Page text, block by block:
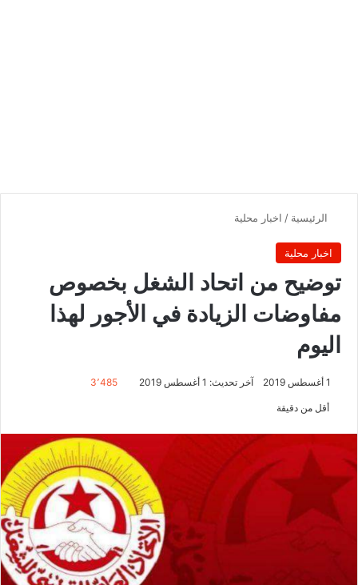
الرئيسية / اخبار محلية
اخبار محلية
توضيح من اتحاد الشغل بخصوص
مفاوضات الزيادة في الأجور لهذا
اليوم
1 أغسطس 2019 آخر تحديث: 1 أغسطس 2019 3٬485
أقل من دقيقة